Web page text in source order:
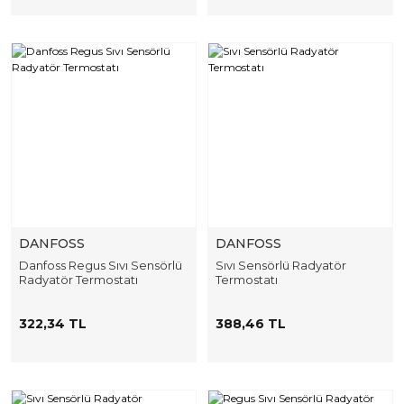
DANFOSS
Danfoss Regus Sıvı Sensörlü
Radyatör Termostatı
322,34 TL
DANFOSS
Sıvı Sensörlü Radyatör
Termostatı
388,46 TL